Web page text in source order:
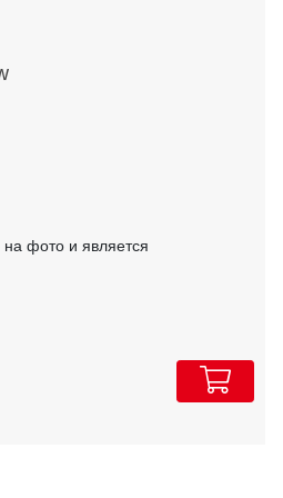
фото и является